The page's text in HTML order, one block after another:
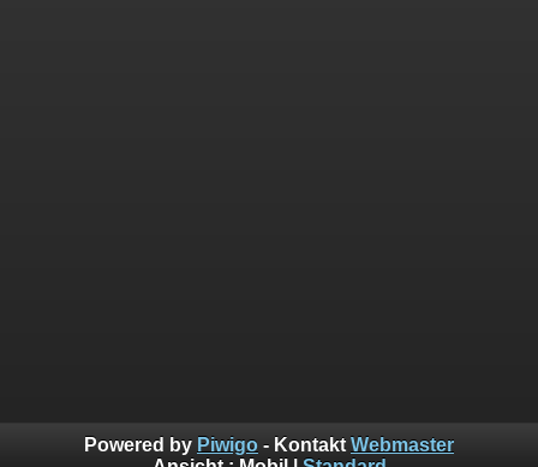
Powered by Piwigo - Kontakt Webmaster